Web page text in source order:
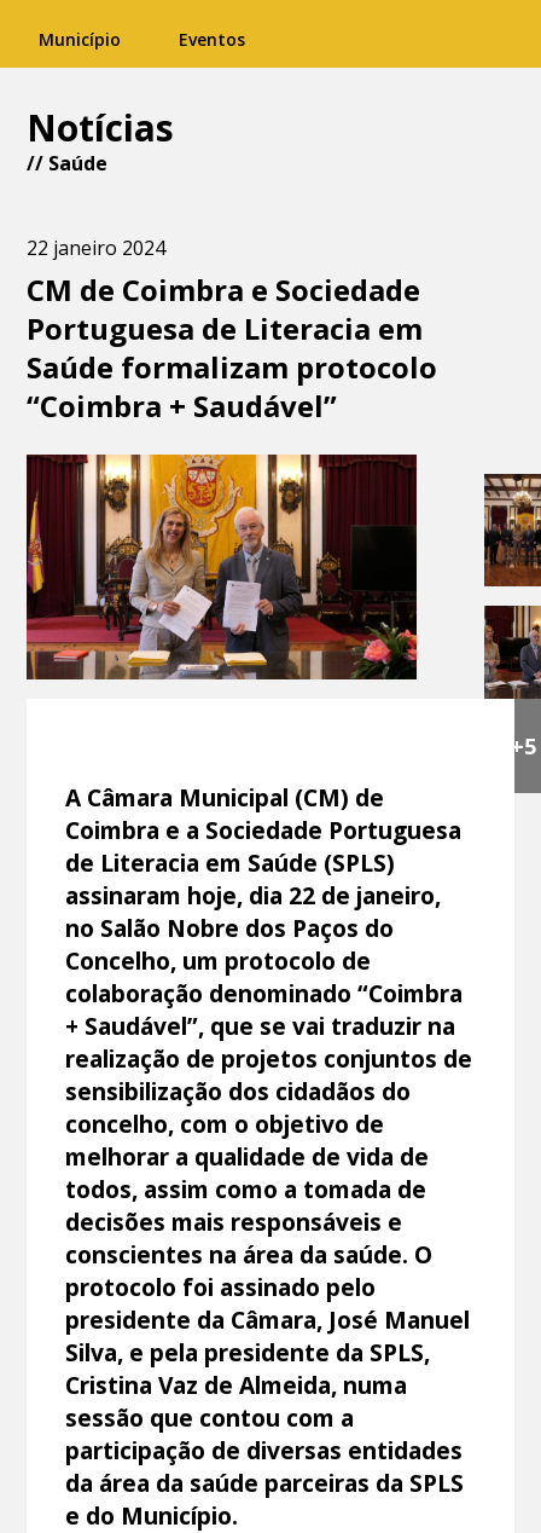
Município Eventos
Notícias
// Saúde
22 janeiro 2024
CM de Coimbra e Sociedade
Portuguesa de Literacia em
Saúde formalizam protocolo
“Coimbra + Saudável”
+5
A Câmara Municipal (CM) de
Coimbra e a Sociedade Portuguesa
de Literacia em Saúde (SPLS)
assinaram hoje, dia 22 de janeiro,
no Salão Nobre dos Paços do
Concelho, um protocolo de
colaboração denominado “Coimbra
+ Saudável”, que se vai traduzir na
realização de projetos conjuntos de
sensibilização dos cidadãos do
concelho, com o objetivo de
melhorar a qualidade de vida de
todos, assim como a tomada de
decisões mais responsáveis e
conscientes na área da saúde. O
protocolo foi assinado pelo
presidente da Câmara, José Manuel
Silva, e pela presidente da SPLS,
Cristina Vaz de Almeida, numa
sessão que contou com a
participação de diversas entidades
da área da saúde parceiras da SPLS
e do Município.